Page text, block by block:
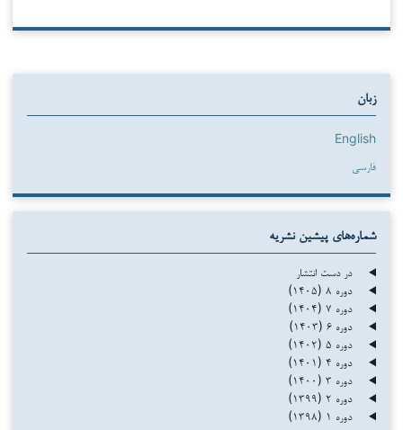
زبان
English
فارسی
شماره‌های پیشین نشریه
در دست انتشار
دوره ۸ (۱۴۰۵)
دوره ۷ (۱۴۰۴)
دوره ۶ (۱۴۰۳)
دوره ۵ (۱۴۰۲)
دوره ۴ (۱۴۰۱)
دوره ۳ (۱۴۰۰)
دوره ۲ (۱۳۹۹)
دوره ۱ (۱۳۹۸)